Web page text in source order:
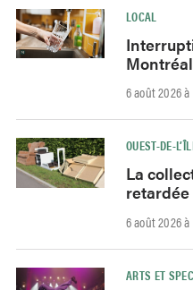
LOCAL
6 août 2026 à
OUEST-DE-
La
6 août 2026 à
ARTS ET